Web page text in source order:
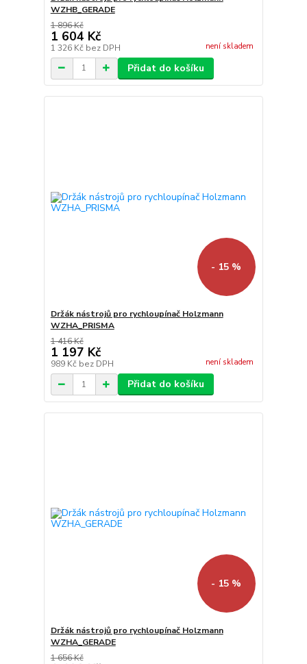
WZHB_GERADE
1 896 Kč
1 604 Kč
1 326 Kč bez DPH není skladem
Přidat do košíku
- 15 %
Držák nástrojů pro rychloupínač Holzmann
WZHA_PRISMA
1 416 Kč
1 197 Kč
989 Kč bez DPH není skladem
Přidat do košíku
- 15 %
Držák nástrojů pro rychloupínač Holzmann
WZHA_GERADE
1 656 Kč